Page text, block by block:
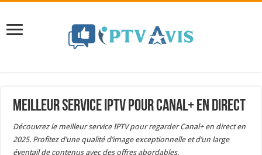
Meilleur service IPTV pour Canal+ en direct
Découvrez le meilleur service IPTV pour regarder Canal+ en direct en
2025. Profitez d’une qualité d’image exceptionnelle et d’un large
éventail de contenus avec des offres abordables.